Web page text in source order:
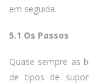
em seguida.
5.1 Os Passos
Quase sempre as
de tipos de